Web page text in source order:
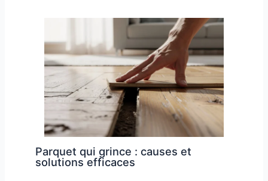
Parquet qui grince : causes et
solutions efficaces